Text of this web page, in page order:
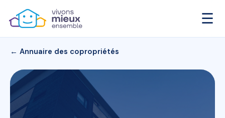
☰
← Annuaire des copropriétés